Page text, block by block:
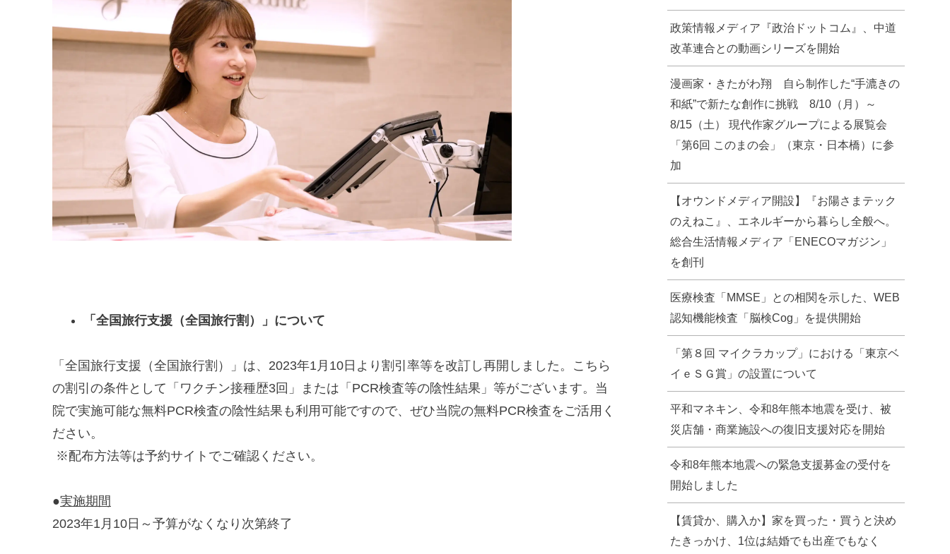
「全国旅行支援（全国旅行割）」について
「全国旅行支援（全国旅行割）」は、2023年1月10日より割引率等を改訂し再開しました。こちら
の割引の条件として「ワクチン接種歴3回」または「PCR検査等の陰性結果」等がございます。当
院で実施可能な無料PCR検査の陰性結果も利用可能ですので、ぜひ当院の無料PCR検査をご活用く
ださい。
※配布方法等は予約サイトでご確認ください。
●実施期間
2023年1月10日～予算がなくなり次第終了
政策情報メディア『政治ドットコム』、中道
改革連合との動画シリーズを開始
漫画家・きたがわ翔 自ら制作した“手漉きの
和紙”で新たな創作に挑戦 8/10（月）～
8/15（土） 現代作家グループによる展覧会
「第6回 このまの会」（東京・日本橋）に参
加
【オウンドメディア開設】『お陽さまテック
のえねこ』、エネルギーから暮らし全般へ。
総合生活情報メディア「ENECOマガジン」
を創刊
医療検査「MMSE」との相関を示した、WEB
認知機能検査「脳検Cog」を提供開始
「第８回 マイクラカップ」における「東京ベ
イｅＳＧ賞」の設置について
平和マネキン、令和8年熊本地震を受け、被
災店舗・商業施設への復旧支援対応を開始
令和8年熊本地震への緊急支援募金の受付を
開始しました
【賃貸か、購入か】家を買った・買うと決め
たきっかけ、1位は結婚でも出産でもなく